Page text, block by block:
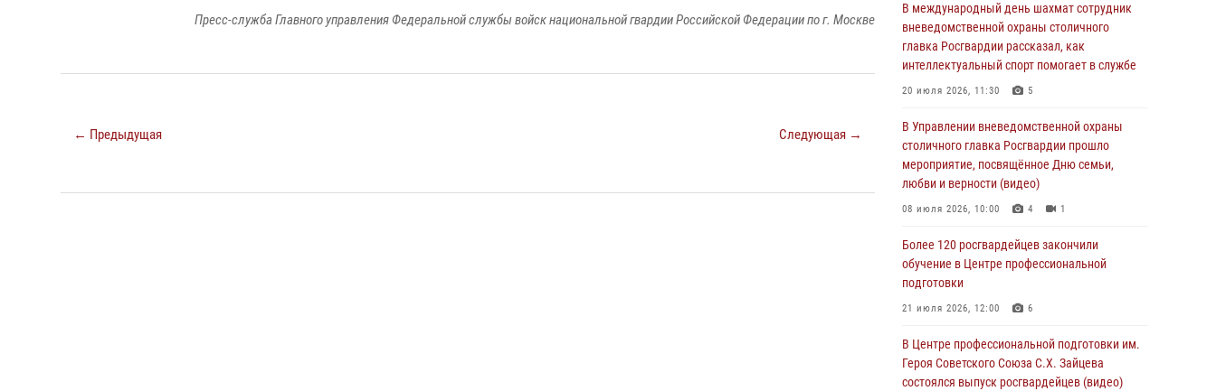
Пресс-служба Главного управления Федеральной службы войск национальной гвардии Российской Федерации по г. Москве
← Предыдущая Следующая →
Столичные росгвардейцы задержали
мужчину, устроившего дебош в букмекерской
конторе (Видео)
05 августа 2026, 12:39
Московские росгвардейцы обеспечили
безопасность проведения футбольного матча
Кубка России (Видео)
05 августа 2026, 12:35 1
ознакомилась с передовыми методами
работы Росгвардии в Москве (видео)
04 августа 2026, 18:16
чемпионат по самбо и боевому самбо.
(видео)
04 августа 2026, 14:00 7 1
В международный день шахмат сотрудник
вневедомственной охраны столичного
главка Росгвардии рассказал, как
интеллектуальный спорт помогает в службе
20 июля 2026, 11:30 5
В Управлении вневедомственной охраны
столичного главка Росгвардии прошло
мероприятие, посвящённое Дню семьи,
любви и верности (видео)
08 июля 2026, 10:00 4 1
Более 120 росгвардейцев закончили
обучение в Центре профессиональной
подготовки
21 июля 2026, 12:00 6
В Центре профессиональной подготовки им.
Героя Советского Союза С.Х. Зайцева
состоялся выпуск росгвардейцев (видео)